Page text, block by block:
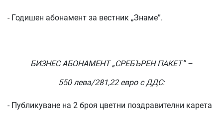
- Годишен абонамент за вестник „Знаме”.
БИЗНЕС АБОНАМЕНТ „СРЕБЪРЕН ПАКЕТ” –
550 лева/281,22 евро с ДДС:
- Публикуване на 2 броя цветни поздравителни карета